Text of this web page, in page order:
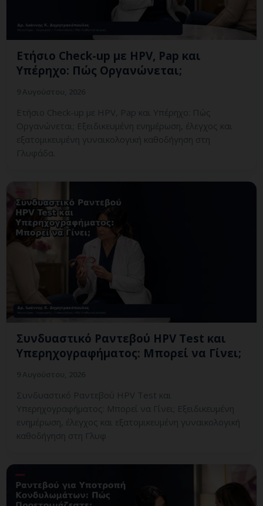
Ετήσιο Check-up με HPV, Pap και
Υπέρηχο: Πώς Οργανώνεται;
Ετήσιο Check-up με HPV, Pap και Υπέρηχο: Πώς
Οργανώνεται; Εξειδικευμένη ενημέρωση, έλεγχος και
εξατομικευμένη γυναικολογική καθοδήγηση στη
Γλυφάδα.
Συνδυαστικό Ραντεβού HPV Test και
Υπερηχογραφήματος: Μπορεί να Γίνει;
Συνδυαστικό Ραντεβού HPV Test και
Υπερηχογραφήματος: Μπορεί να Γίνει; Εξειδικευμένη
ενημέρωση, έλεγχος και εξατομικευμένη γυναικολογική
καθοδήγηση στη Γλυφ